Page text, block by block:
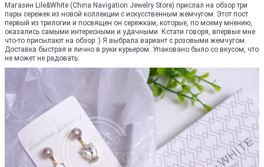
Магазин Lile&White (China Navigation Jewelry Store) прислал на обзор три
пары сережек из новой коллекции с искусственным жемчугом. Этот пост
первый из трилогии и посвящен он сережкам, которые, по моему мнению,
оказались самыми интересными и удачными. Кстати говоря, впервые мне
что-то присылают на обзор :) Я выбрала вариант с розовыми жемчугом.
Доставка быстрая и лично в руки курьером. Упаковано было со вкусом, что
не может не радовать: